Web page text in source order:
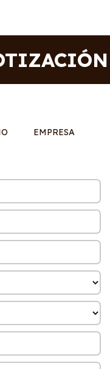
EMPRESA